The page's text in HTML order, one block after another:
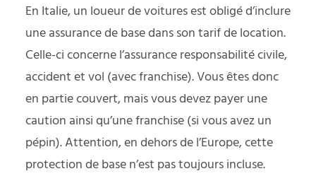
En Italie, un loueur de voitures est obligé d’inclure
une assurance de base dans son tarif de location.
Celle-ci concerne l’assurance responsabilité civile,
accident et vol (avec franchise). Vous êtes donc
en partie couvert, mais vous devez payer une
caution ainsi qu’une franchise (si vous avez un
pépin). Attention, en dehors de l’Europe, cette
protection de base n’est pas toujours incluse.